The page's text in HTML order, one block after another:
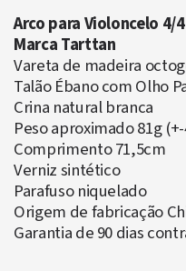
Arco para Violoncelo 4/4
Marca Tarttan
Vareta de madeira
Talão Ébano com Olho
Crina natural branca
Peso aproximado 81g
Comprimento 71,5cm
Verniz sintético
Parafuso niquelado
Origem de fabricação
Garantia de 90 dias